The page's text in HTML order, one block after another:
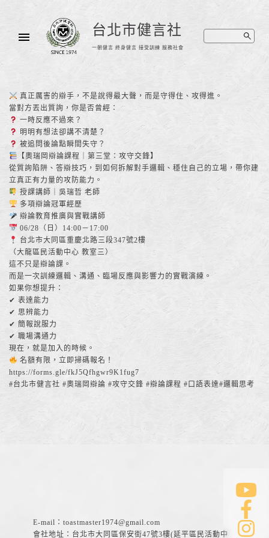
台北市健言社
一朝健言 終身健言 接受訓練 服務社會
真正厲害的辯手，不是說得最大聲，而是守得住、攻得進。
當對方丟出質詢，你是否曾經：
一時反應不過來？
明明有想法卻講不清楚？
被追問後論點瞬間失守？
【奧瑞岡辯論課程｜第三堂：攻守交鋒】
從質詢陷阱、答辯技巧，到如何拆解對手邏輯、穩住自己的立場，帶你建
立真正有力量的攻防能力。
授課講師｜吳瑞哲 老師
多項辯論冠軍經歷
辯論教育推廣與實戰講師
06/28（日）14:00－17:00
台北市大同區重慶北路三段347號2樓
（大龍區民活動中心 教室三）
這不只是辯論課。
而是一次訓練邏輯、溝通、臨場反應與影響力的實戰演練。
如果你想提升：
✔ 表達能力
✔ 思辨能力
✔ 簡報說服力
✔ 職場溝通力
現在，就是加入的時候。
名額有限，立即掃碼報名！
https://forms.gle/fkJ5Qfhgwr9K1fug7
#台北市健言社 #奧瑞岡辯論 #攻守交鋒 #辯論課程 #口語表達#邏輯思考
E-mail： toastmaster1974@gmail.com
會社地址：台北市大同區保安街47號3樓(延平區民活動中